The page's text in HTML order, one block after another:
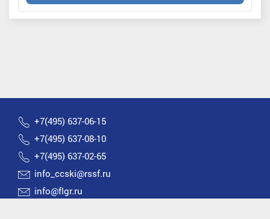
+7(495) 637-06-15
+7(495) 637-08-10
+7(495) 637-02-65
info_ccski@rssf.ru
info@flgr.ru